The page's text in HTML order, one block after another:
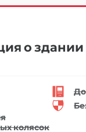
о здании
колясок